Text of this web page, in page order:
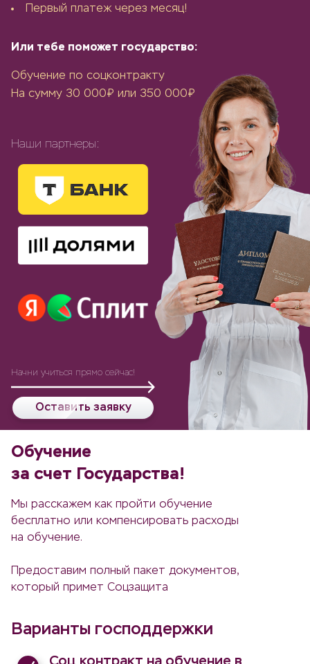
Первый платеж через месяц!
Наши партнеры:
Или тебе поможет государство:
Обучение по соцконтракту
На сумму 30 000₽ или 350 000₽
Начни учиться прямо сейчас!
Оставить заявку
Обучение
за счет Государства!
Мы расскажем как пройти обучение
бесплатно или компенсировать расходы
на обучение.
Предоставим полный пакет документов,
который примет Соцзащита
Варианты господдержки